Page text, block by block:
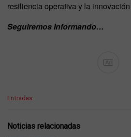
resiliencia operativa y la
Seguiremos Informando…
Ad
C
e
Entradas
Noticias relacionadas